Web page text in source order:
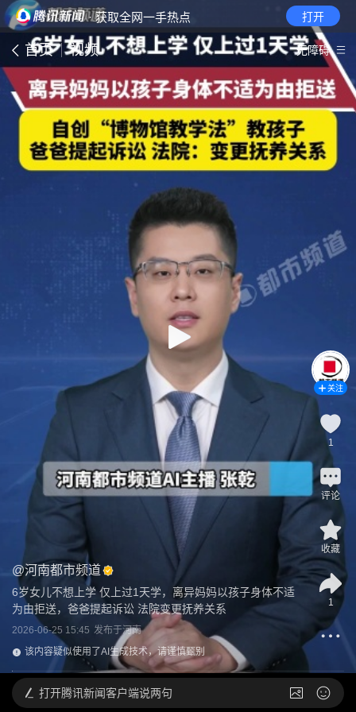
· 获取全网一手热点 打开
首页 视频 无障碍
@河南都市频道
6岁女儿不想上学 仅上过1天学，离异妈妈以孩子身体不适
为由拒送，爸爸提起诉讼 法院变更抚养关系
2026-06-25 15:45 发布于河南
该内容疑似使用了AI生成技术，请谨慎甄别
关注
1
评论
收藏
1
打开腾讯新闻客户端说两句